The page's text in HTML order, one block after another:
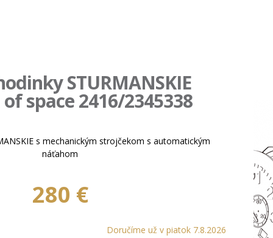
STURMANSKIE
space 2416/2345338
s mechanickým strojčekom s automatickým
náťahom
280 €
Doručíme už v piatok 7.8.2026